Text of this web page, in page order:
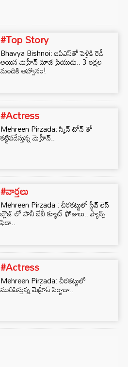
#Top Story
Bhavya Bishnoi: ఐఏఎస్‌తో పెళ్లికి రెడీ
అయిన మెహ్రీన్ మాజీ ప్రియుడు.. 3 లక్షల
మందికి ఆహ్వానం!
#Actress
Mehreen Pirzada: స్కిన్ టోన్ తో
కట్టిపడేస్తున్న మెహ్రీన్..
#వార్తలు
Mehreen Pirzada : చీరకట్టులో స్లీవ్ లెస్
బ్లౌజ్ లో హనీ బేబీ క్యూట్ ఫోజులు.. ఫ్యాన్స్
ఫిదా..
#Actress
Mehreen Pirzada: చీరకట్టులో
మురిపిస్తున్న మెహ్రీన్ పిర్జాదా..